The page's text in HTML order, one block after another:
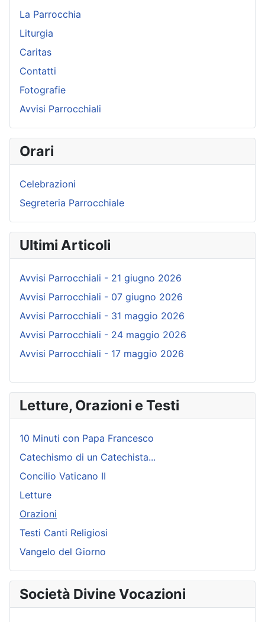
La Parrocchia
Liturgia
Caritas
Contatti
Fotografie
Avvisi Parrocchiali
Orari
Celebrazioni
Segreteria Parrocchiale
Ultimi Articoli
Avvisi Parrocchiali - 21 giugno 2026
Avvisi Parrocchiali - 07 giugno 2026
Avvisi Parrocchiali - 31 maggio 2026
Avvisi Parrocchiali - 24 maggio 2026
Avvisi Parrocchiali - 17 maggio 2026
Letture, Orazioni e Testi
10 Minuti con Papa Francesco
Catechismo di un Catechista...
Concilio Vaticano II
Letture
Orazioni
Testi Canti Religiosi
Vangelo del Giorno
Società Divine Vocazioni